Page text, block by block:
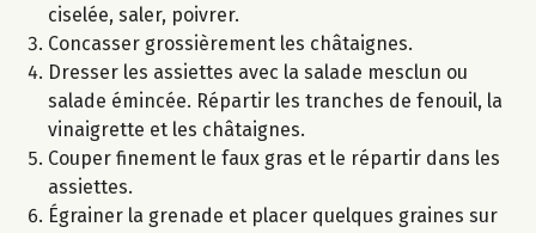
ciselée, saler, poivrer.
Concasser grossièrement les châtaignes.
Dresser les assiettes avec la salade mesclun ou
salade émincée. Répartir les tranches de fenouil, la
vinaigrette et les châtaignes.
Couper finement le faux gras et le répartir dans les
assiettes.
Égrainer la grenade et placer quelques graines sur